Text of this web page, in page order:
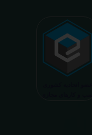
دقیقتر، کاربردی، قابل
تر برای تبدیل شدن به
قابل ذکر است که جواب
ندارد و موارد تفسیر نیز
اخلاق پزشکی و حرفه ای